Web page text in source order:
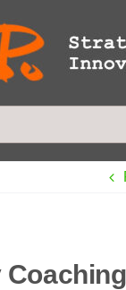
Coaching